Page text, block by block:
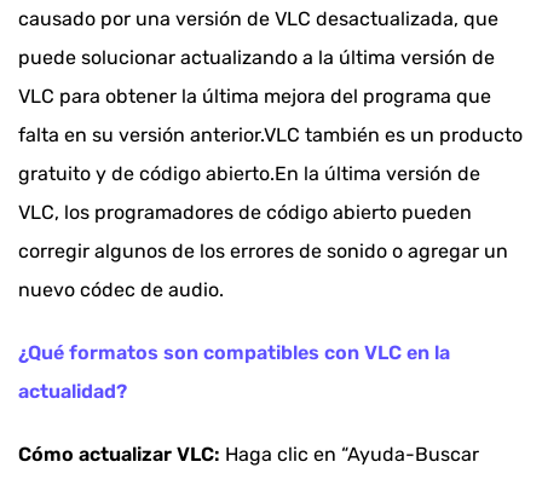
causado por una versión de VLC desactualizada, que
puede solucionar actualizando a la última versión de
VLC para obtener la última mejora del programa que
falta en su versión anterior.VLC también es un producto
gratuito y de código abierto.En la última versión de
VLC, los programadores de código abierto pueden
corregir algunos de los errores de sonido o agregar un
nuevo códec de audio.
¿Qué formatos son compatibles con VLC en la
actualidad?
Cómo actualizar VLC: Haga clic en “Ayuda-Buscar